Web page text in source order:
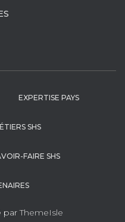
EXPERTISE PAYS
SHS
FAIRE SHS
parThemeIsle